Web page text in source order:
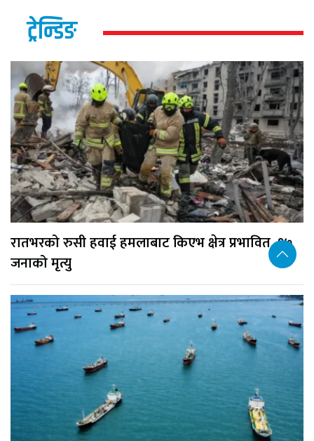
ट्रेन्डिङ
रातभरको रुसी हवाई हमलाबाट किएभ क्षेत्र प्रभावित, १७
जनाको मृत्यु